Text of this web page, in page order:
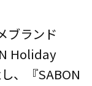
ブランド
Holiday
、『SABON